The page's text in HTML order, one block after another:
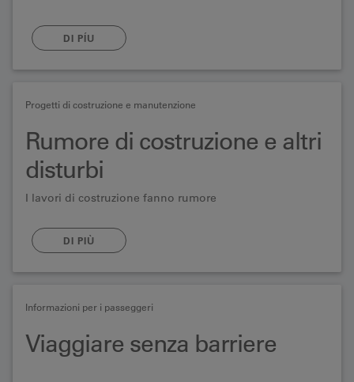
DI PÍU
Progetti di costruzione e manutenzione
Rumore di costruzione e altri
disturbi
I lavori di costruzione fanno rumore
DI PIÙ
Informazioni per i passeggeri
Viaggiare senza barriere